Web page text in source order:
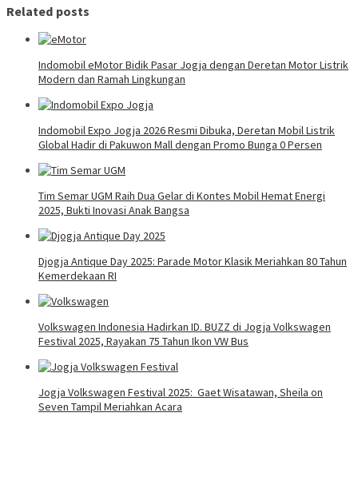
Related posts
Indomobil eMotor Bidik Pasar Jogja dengan Deretan Motor Listrik
Modern dan Ramah Lingkungan
Indomobil Expo Jogja 2026 Resmi Dibuka, Deretan Mobil Listrik
Global Hadir di Pakuwon Mall dengan Promo Bunga 0 Persen
Tim Semar UGM Raih Dua Gelar di Kontes Mobil Hemat Energi
2025, Bukti Inovasi Anak Bangsa
Djogja Antique Day 2025: Parade Motor Klasik Meriahkan 80 Tahun
Kemerdekaan RI
Volkswagen Indonesia Hadirkan ID. BUZZ di Jogja Volkswagen
Festival 2025, Rayakan 75 Tahun Ikon VW Bus
Jogja Volkswagen Festival 2025: Gaet Wisatawan, Sheila on
Seven Tampil Meriahkan Acara